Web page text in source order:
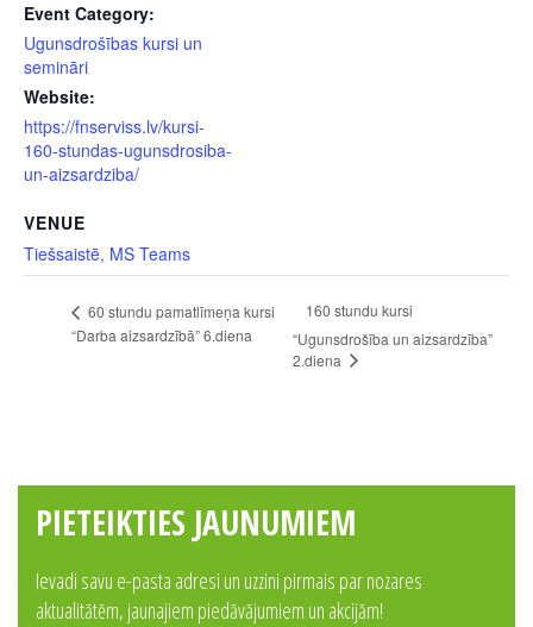
Event Category:
Ugunsdrošības kursi un
semināri
Website:
https://fnserviss.lv/kursi-
160-stundas-ugunsdrosiba-
un-aizsardziba/
VENUE
Tiešsaistē, MS Teams
60 stundu pamatlīmeņa kursi
“Darba aizsardzībā” 6.diena
160 stundu kursi
“Ugunsdrošība un aizsardzība”
2.diena
PIETEIKTIES JAUNUMIEM
Ievadi savu e-pasta adresi un uzzini pirmais par nozares
aktualitātēm, jaunajiem piedāvājumiem un akcijām!